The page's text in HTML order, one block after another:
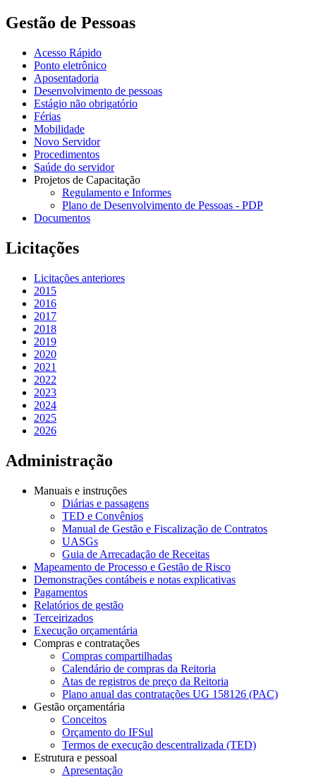
Gestão de Pessoas
Acesso Rápido
Ponto eletrônico
Aposentadoria
Desenvolvimento de pessoas
Estágio não obrigatório
Férias
Mobilidade
Novo Servidor
Procedimentos
Saúde do servidor
Projetos de Capacitação
Regulamento e Informes
Plano de Desenvolvimento de Pessoas - PDP
Documentos
Licitações
Licitações anteriores
2015
2016
2017
2018
2019
2020
2021
2022
2023
2024
2025
2026
Administração
Manuais e instruções
Diárias e passagens
TED e Convênios
Manual de Gestão e Fiscalização de Contratos
UASGs
Guia de Arrecadação de Receitas
Mapeamento de Processo e Gestão de Risco
Demonstrações contábeis e notas explicativas
Pagamentos
Relatórios de gestão
Terceirizados
Execução orçamentária
Compras e contratações
Compras compartilhadas
Calendário de compras da Reitoria
Atas de registros de preço da Reitoria
Plano anual das contratações UG 158126 (PAC)
Gestão orçamentária
Conceitos
Orçamento do IFSul
Termos de execução descentralizada (TED)
Estrutura e pessoal
Apresentação